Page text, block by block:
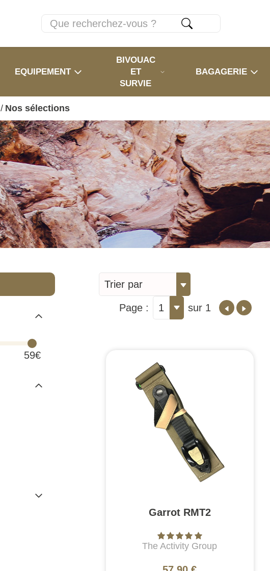
EQUIPEMENT
BIVOUAC
ET
SURVIE
BAGAGERIE
/ Nos sélections
59€
Trier par
Page : 1 sur 1
Garrot RMT2
The Activity Group